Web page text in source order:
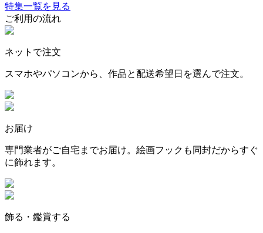
特集一覧を見る
ご利用の流れ
ネットで注文
スマホやパソコンから、作品と配送希望日を選んで注文。
お届け
専門業者がご自宅までお届け。絵画フックも同封だからすぐ
に飾れます。
飾る・鑑賞する